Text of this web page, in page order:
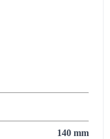
140 mm